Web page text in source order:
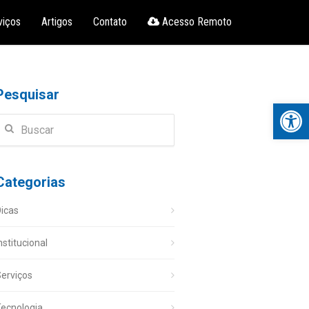
Artigos Contato Acesso Remoto